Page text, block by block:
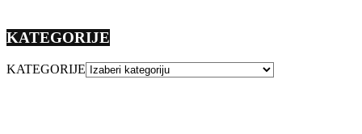
KATEGORIJE
KATEGORIJE